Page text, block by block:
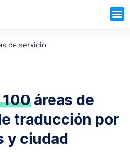
de servicio
100áreas de
traducción por
y ciudad